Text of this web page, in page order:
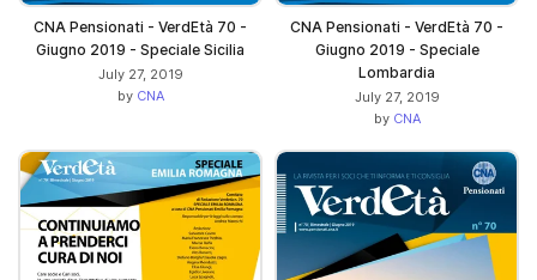
CNA Pensionati - VerdEtà 70 -
Giugno 2019 - Speciale Sicilia
July 27, 2019
by CNA
CNA Pensionati - VerdEtà 70 -
Giugno 2019 - Speciale
Lombardia
July 27, 2019
by CNA